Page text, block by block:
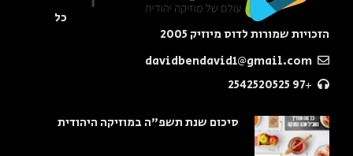
כל
הזכויות שמורות לדוס מיוזיק 2005
+97 2542520525
סיכום שנת תשפ"ה במוזיקה היהודית